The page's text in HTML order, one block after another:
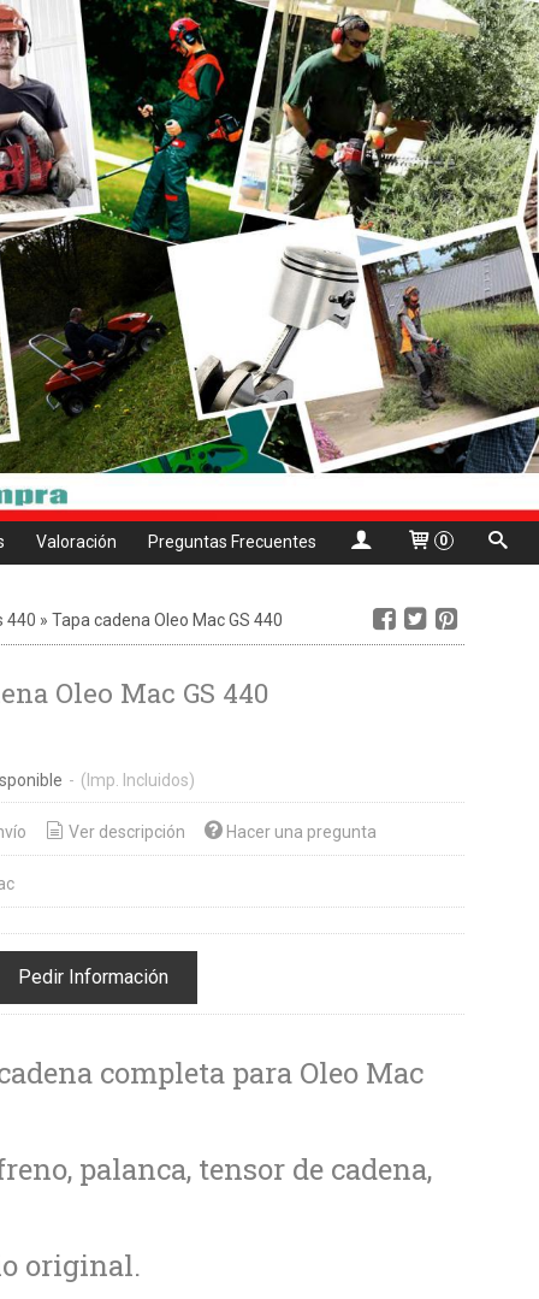
Valoración Preguntas Frecuentes 0
440 » Tapa cadena Oleo Mac GS 440
Oleo Mac GS 440
- (Imp. Incluidos)
Ver descripción Hacer una pregunta
Pedir Información
completa para Oleo Mac
palanca, tensor de cadena,
original.